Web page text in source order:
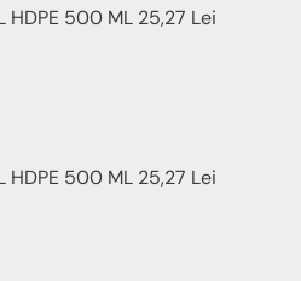
HDPE 500 ML 25,27 Lei
HDPE 500 ML 25,27 Lei